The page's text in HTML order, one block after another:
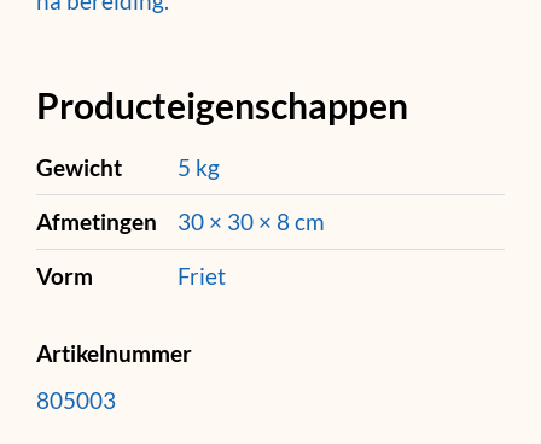
Producteigenschappen
Gewicht
5 kg
Afmetingen
30 × 30 × 8 cm
Vorm
Friet
Artikelnummer
805003